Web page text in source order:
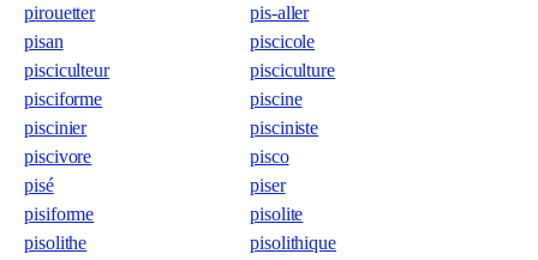
pirouetter
pis-aller
pisan
piscicole
pisciculteur
pisciculture
pisciforme
piscine
piscinier
pisciniste
piscivore
pisco
pisé
piser
pisiforme
pisolite
pisolithe
pisolithique